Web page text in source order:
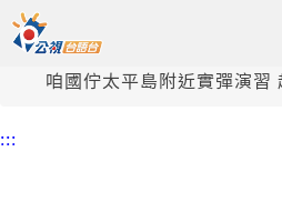
中央內容區塊
頭頁
咱國佇太平島附近實彈演習
:::